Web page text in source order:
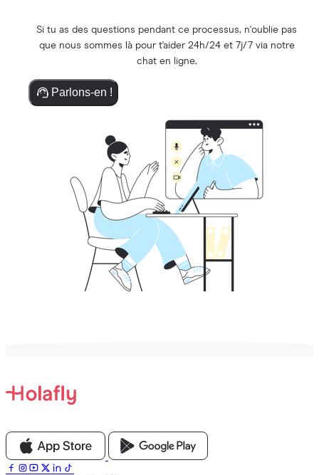
Si tu as des questions pendant ce processus, n'oublie pas
que nous sommes là pour t'aider 24h/24 et 7j/7 via notre
chat en ligne.
Parlons-en !